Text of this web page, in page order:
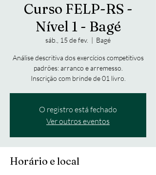
Curso FELP-RS -
Nível 1 - Bagé
sáb., 15 de fev.
  |
Bagé
Análise descritiva dos exercícios competitivos
padrões: arranco e arremesso.
Inscrição com brinde de 01 livro.
O registro está fechado
Ver outros eventos
Horário e local